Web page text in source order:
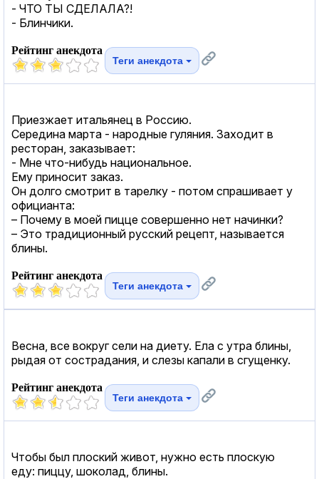
- ЧТО ТЫ СДЕЛАЛА?!
- Блинчики.
Рейтинг анекдота
Теги анекдота
Приезжает итальянец в Россию.
Середина марта - народные гуляния. Заходит в
ресторан, заказывает:
- Мне что-нибудь национальное.
Ему приносит заказ.
Он долго смотрит в тарелку - потом спрашивает у
официанта:
– Почему в моей пицце совершенно нет начинки?
– Это традиционный русский рецепт, называется
блины.
Рейтинг анекдота
Теги анекдота
Весна, все вокруг сели на диету. Ела с утра блины,
рыдая от сострадания, и слезы капали в сгущенку.
Рейтинг анекдота
Теги анекдота
Чтобы был плоский живот, нужно есть плоскую
еду: пиццу, шоколад, блины.